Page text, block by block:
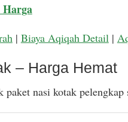
| Biaya Aqiqah Detail|
– Harga Hemat
nasi kotak pelengkap